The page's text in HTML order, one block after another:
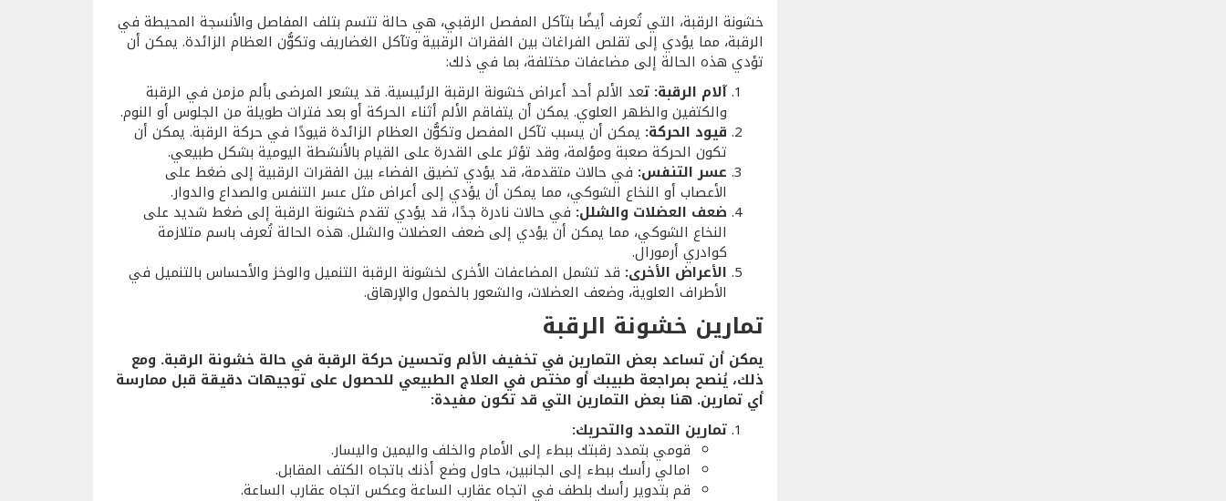
خشونة الرقبة، التي تُعرف أيضًا بتآكل المفصل الرقبي، هي حالة تتسم بتلف المفاصل والأنسجة المحيطة في
الرقبة، مما يؤدي إلى تقلص الفراغات بين الفقرات الرقبية وتآكل الغضاريف وتكوُّن العظام الزائدة. يمكن أن
تؤدي هذه الحالة إلى مضاعفات مختلفة، بما في ذلك:
آلام الرقبة: تعد الألم أحد أعراض خشونة الرقبة الرئيسية. قد يشعر المرضى بألم مزمن في الرقبة
والكتفين والظهر العلوي. يمكن أن يتفاقم الألم أثناء الحركة أو بعد فترات طويلة من الجلوس أو النوم.
قيود الحركة: يمكن أن يسبب تآكل المفصل وتكوُّن العظام الزائدة قيودًا في حركة الرقبة. يمكن أن
تكون الحركة صعبة ومؤلمة، وقد تؤثر على القدرة على القيام بالأنشطة اليومية بشكل طبيعي.
عسر التنفس: في حالات متقدمة، قد يؤدي تضيق الفضاء بين الفقرات الرقبية إلى ضغط على
الأعصاب أو النخاع الشوكي، مما يمكن أن يؤدي إلى أعراض مثل عسر التنفس والصداع والدوار.
ضعف العضلات والشلل: في حالات نادرة جدًا، قد يؤدي تقدم خشونة الرقبة إلى ضغط شديد على
النخاع الشوكي، مما يمكن أن يؤدي إلى ضعف العضلات والشلل. هذه الحالة تُعرف باسم متلازمة
كوادري أرمورال.
الأعراض الأخرى: قد تشمل المضاعفات الأخرى لخشونة الرقبة التنميل والوخز والأحساس بالتنميل في
الأطراف العلوية، وضعف العضلات، والشعور بالخمول والإرهاق.
تمارين خشونة الرقبة
يمكن أن تساعد بعض التمارين في تخفيف الألم وتحسين حركة الرقبة في حالة خشونة الرقبة. ومع
ذلك، يُنصح بمراجعة طبيبك أو مختص في العلاج الطبيعي للحصول على توجيهات دقيقة قبل ممارسة
أي تمارين. هنا بعض التمارين التي قد تكون مفيدة:
تمارين التمدد والتحريك:
قومي بتمدد رقبتك ببطء إلى الأمام والخلف واليمين واليسار.
امالي رأسك ببطء إلى الجانبين، حاول وضع أذنك باتجاه الكتف المقابل.
قم بتدوير رأسك بلطف في اتجاه عقارب الساعة وعكس اتجاه عقارب الساعة.